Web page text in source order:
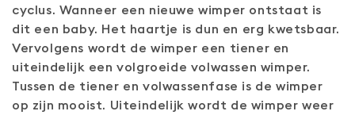
cyclus. Wanneer een nieuwe wimper ontstaat is
dit een baby. Het haartje is dun en erg kwetsbaar.
Vervolgens wordt de wimper een tiener en
uiteindelijk een volgroeide volwassen wimper.
Tussen de tiener en volwassenfase is de wimper
op zijn mooist. Uiteindelijk wordt de wimper weer